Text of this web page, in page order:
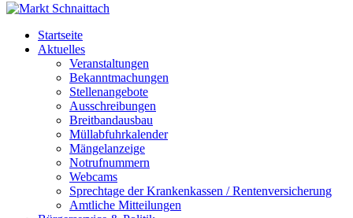
Startseite
Aktuelles
Veranstaltungen
Bekanntmachungen
Stellenangebote
Ausschreibungen
Breitbandausbau
Müllabfuhrkalender
Mängelanzeige
Notrufnummern
Webcams
Sprechtage der Krankenkassen / Rentenversicherung
Amtliche Mitteilungen